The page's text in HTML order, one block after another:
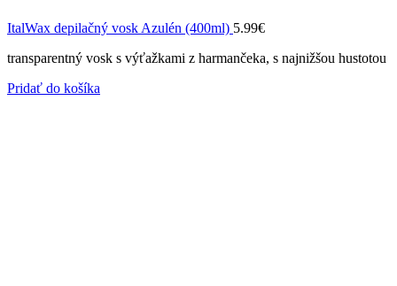
ItalWax depilačný vosk Azulén (400ml) 5.99€
transparentný vosk s výťažkami z harmančeka, s najnižšou hustotou
Pridať do košíka